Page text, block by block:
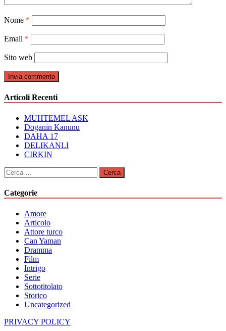
Nome *
Email *
Sito web
Articoli Recenti
MUHTEMEL ASK
Doganin Kanunu
DAHA 17
DELIKANLI
CIRKIN
Ricerca
per:
Categorie
Amore
Articolo
Attore turco
Can Yaman
Dramma
Film
Intrigo
Serie
Sottotitolato
Storico
Uncategorized
PRIVACY POLICY